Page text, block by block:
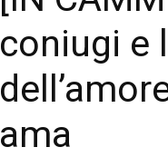
coniugi e
ama